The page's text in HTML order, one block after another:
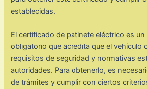
establecidas.
El certificado de patinete eléctrico es
obligatorio que acredita que el vehículo
requisitos de seguridad y normativas
autoridades. Para obtenerlo, es
de trámites y cumplir con ciertos